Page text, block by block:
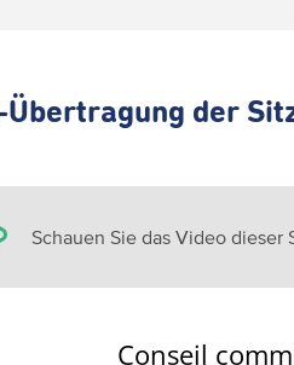
Übertragung der
Schauen Sie das Video dieser